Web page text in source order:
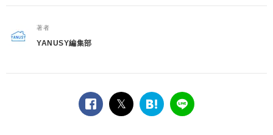
著者
YANUSY編集部
facebook
twitterは
LINE